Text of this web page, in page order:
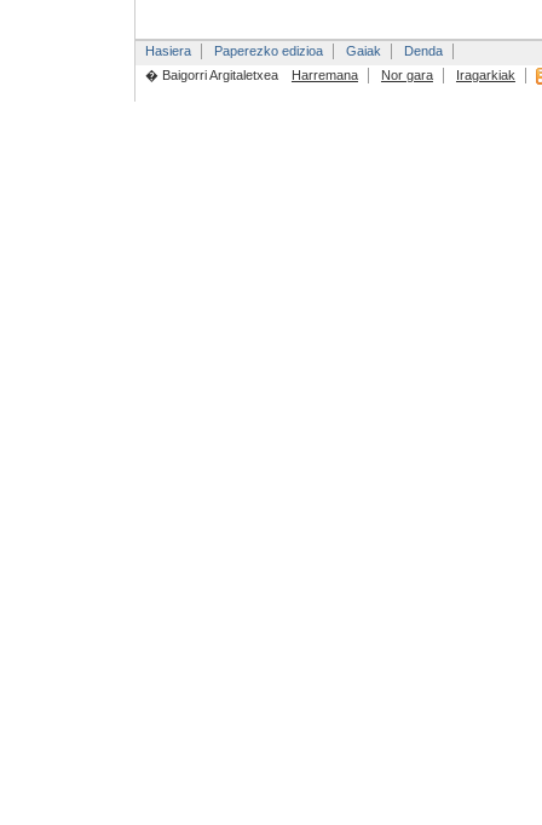
Hasiera Paperezko edizioa Gaiak
Denda
� Baigorri Argitaletxea
Harremana Nor gara Iragarkiak